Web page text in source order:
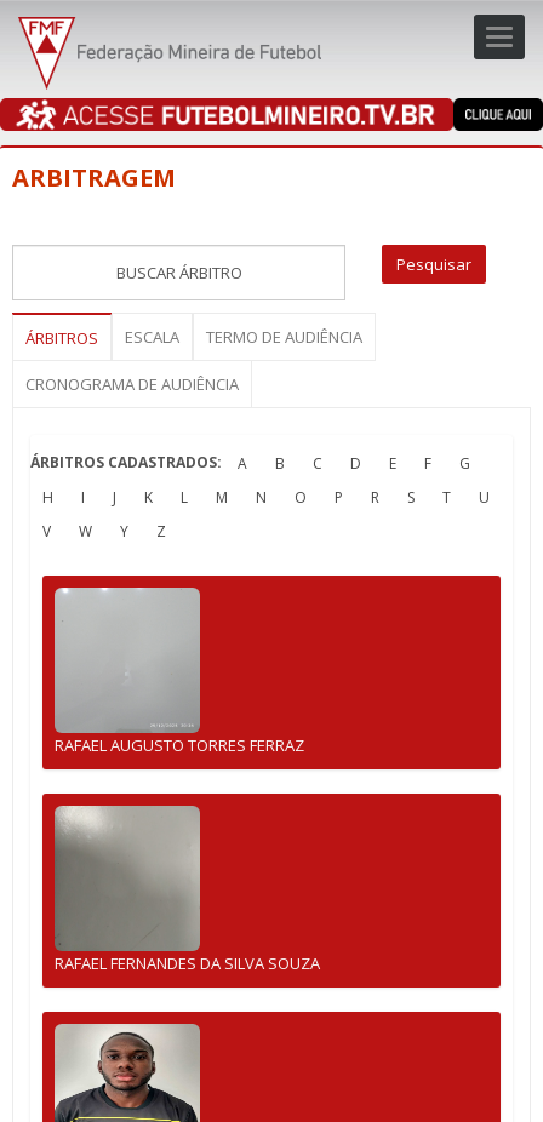
ARBITRAGEM
ÁRBITROS ESCALA TERMO DE AUDIÊNCIA
CRONOGRAMA DE AUDIÊNCIA
ÁRBITROS CADASTRADOS: A B C D E F
G
H
I J K L M N O P R S T
U
V
W Y Z
RAFAEL AUGUSTO TORRES FERRAZ
RAFAEL FERNANDES DA SILVA SOUZA